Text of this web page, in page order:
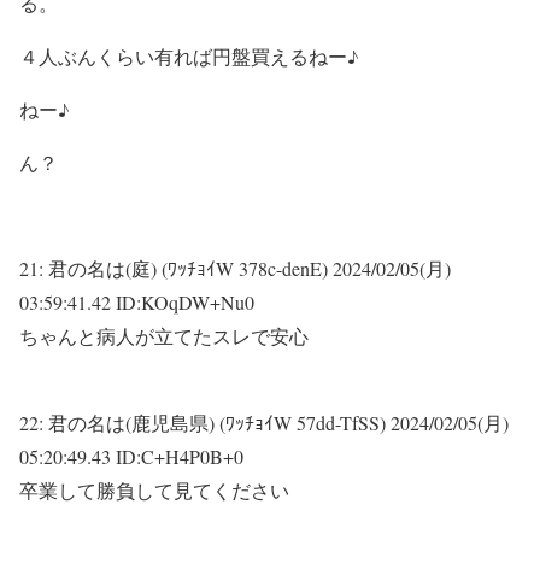
４人ぶんくらい有れば円盤買えるねー♪
ねー♪
ん？
21: 君の名は(庭) (ﾜｯﾁｮｲW 378c-denE)2024/02/05(月)
03:59:41.42 ID:KOqDW+Nu0
ちゃんと病人が立てたスレで安心
22: 君の名は(鹿児島県) (ﾜｯﾁｮｲW 57dd-TfSS)2024/02/05(月)
05:20:49.43 ID:C+H4P0B+0
卒業して勝負して見てください